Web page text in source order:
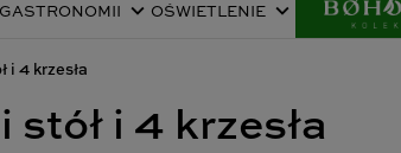
OŚWIETLENIE
i 4 krzesła
i 4 krzesła